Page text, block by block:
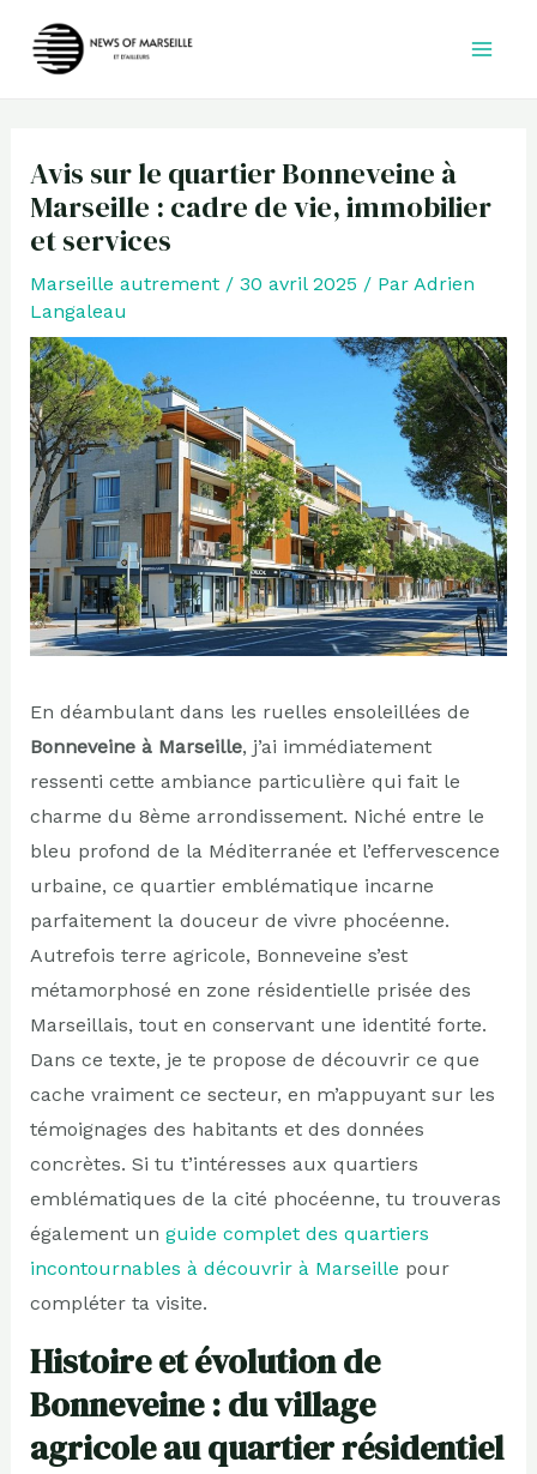
Avis sur le quartier Bonneveine à
Marseille : cadre de vie, immobilier
et services
Marseille autrement/ 30 avril 2025 / Par Adrien
Langaleau
En déambulant dans les ruelles ensoleillées de
Bonneveine à Marseille, j’ai immédiatement
ressenti cette ambiance particulière qui fait le
charme du 8ème arrondissement. Niché entre le
bleu profond de la Méditerranée et l’effervescence
urbaine, ce quartier emblématique incarne
parfaitement la douceur de vivre phocéenne.
Autrefois terre agricole, Bonneveine s’est
métamorphosé en zone résidentielle prisée des
Marseillais, tout en conservant une identité forte.
Dans ce texte, je te propose de découvrir ce que
cache vraiment ce secteur, en m’appuyant sur les
témoignages des habitants et des données
concrètes. Si tu t’intéresses aux quartiers
emblématiques de la cité phocéenne, tu trouveras
également un guide complet des quartiers
incontournables à découvrir à Marseille pour
compléter ta visite.
Histoire et évolution de
Bonneveine : du village
agricole au quartier résidentiel